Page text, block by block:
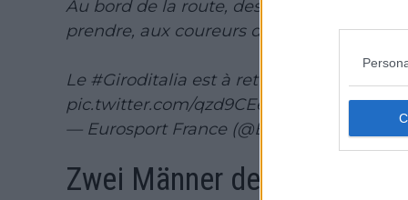
Au bord de la route, des spectateurs
prendre, aux coureurs du peloton !
Le #Giroditalia est à retrouver en
pic.twitter.com/qzd9CEen3d
— Eurosport France (@Eurosport_FR)
Zwei Männer den